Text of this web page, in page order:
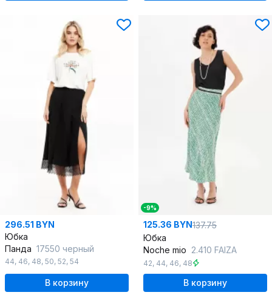
296.51 BYN
Юбка
Панда 17550 черный
44, 46, 48, 50, 52, 54
В корзину
-9%
125.36 BYN137.75
Юбка
Noche mio 2.410 FAIZA
42, 44, 46, 48
В корзину